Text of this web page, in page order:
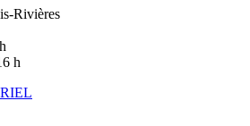
Rivières
h